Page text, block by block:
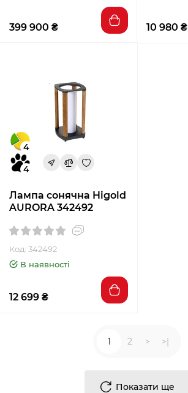
399 900 ₴ 10 980 ₴
4
4
Лампа сонячна Higold
AURORA 342492
Код: 342492
В наявності
12 699 ₴
Показати ще
1 2 > >|